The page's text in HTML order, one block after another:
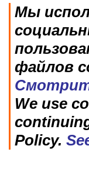
Мы
файлов
We use
Policy.